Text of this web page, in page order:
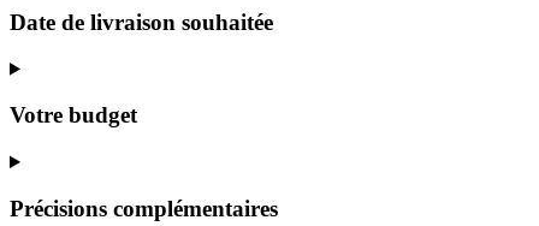
Date de livraison souhaitée
Votre budget
Précisions complémentaires